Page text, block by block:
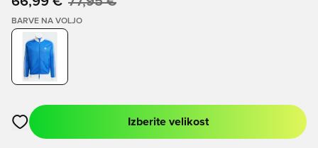
BARVE NA VOLJO
Odpre Modal za prijavo ali vpis kot član
Izberite velikost